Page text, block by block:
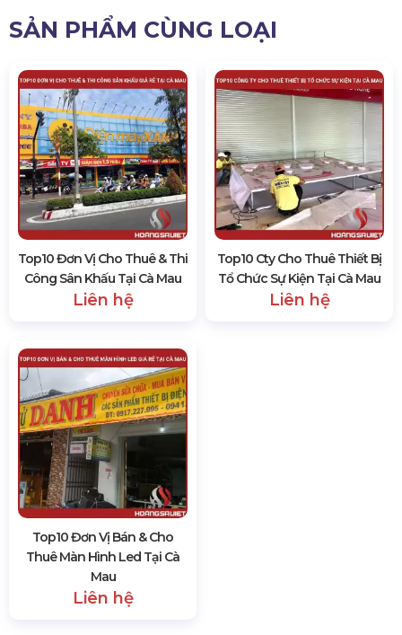
SẢN PHẨM CÙNG LOẠI
Top10 Đơn Vị Cho Thuê & Thi
Công Sân Khấu Tại Cà Mau
Liên hệ
Top10 Cty Cho Thuê Thiết Bị
Tổ Chức Sự Kiện Tại Cà Mau
Liên hệ
Top10 Đơn Vị Bán & Cho
Thuê Màn Hình Led Tại Cà
Mau
Liên hệ